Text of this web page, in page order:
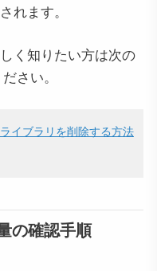
れます。
く知りたい方は次の
さい。
イブラリを削除する方法
の確認手順